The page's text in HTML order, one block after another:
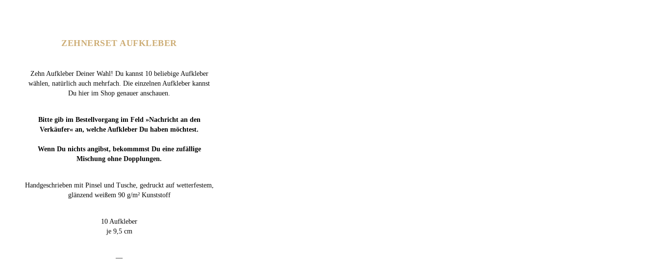
ZEHNERSET AUFKLEBER
Zehn Aufkleber Deiner Wahl! Du kannst 10 beliebige Aufkleber
wählen, natürlich auch mehrfach. Die einzelnen Aufkleber kannst
Du hier im Shop genauer anschauen.
Bitte gib im Bestellvorgang im Feld »Nachricht an den
Verkäufer« an, welche Aufkleber Du haben möchtest.
Wenn Du nichts angibst, bekommmst Du eine zufällige
Mischung ohne Dopplungen.
Handgeschrieben mit Pinsel und Tusche, gedruckt auf wetterfestem,
glänzend weißem 90 g/m² Kunststoff
10 Aufkleber
je 9,5 cm
—